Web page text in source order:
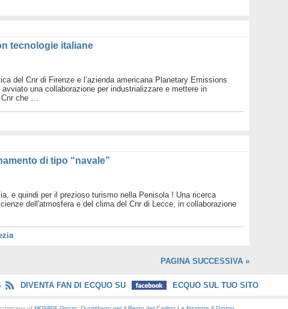
tecnologie italiane
del Cnr di Firenze e l’azienda americana Planetary Emissions
avviato una collaborazione per industrializzare e mettere in
Cnr che …
di tipo “navale”
e quindi per il prezioso turismo nella Penisola ! Una ricerca
dell'atmosfera e del clima del Cnr di Lecce, in collaborazione
PAGINA SUCCESSIVA »
DIVENTA FAN DI ECQUO SU ECQUO SUL TUO SITO